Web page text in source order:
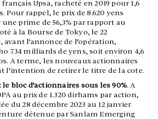
Upsa, racheté en 2019 pour 1,6
Pour rappel, le prix de 8.620 yens
prime de 56,3% par rapport au
à la Bourse de Tokyo, le 22
avant l’annonce de l’opération,
734 milliards de yens, soit environ 4,6
A terme, les nouveaux actionnaires
l’intention de retirer le titre de la cote.
le bloc d’actionnaires sous les 90%. A
au prix de 1.320 dirhams par action,
du 28 décembre 2023 au 12 janvier
détenue par Sanlam Emerging